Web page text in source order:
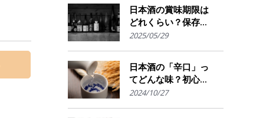
日本酒の賞味期限は
どれくらい？保存場
所のポイント
2025/05/29
日本酒の「辛口」っ
てどんな味？初心者
でも楽しめるその魅
2024/10/27